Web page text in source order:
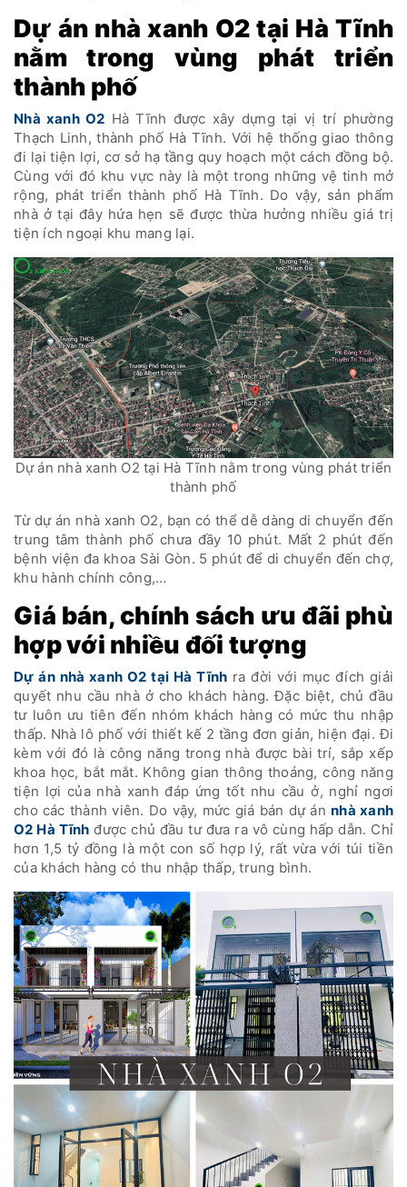
Dự án nhà xanh O2 tại Hà Tĩnh
nằm trong vùng phát triển
thành phố
Nhà xanh O2 Hà Tĩnh được xây dựng tại vị trí phường
Thạch Linh, thành phố Hà Tĩnh. Với hệ thống giao thông
đi lại tiện lợi, cơ sở hạ tầng quy hoạch một cách đồng bộ.
Cùng với đó khu vực này là một trong những vệ tinh mở
rộng, phát triển thành phố Hà Tĩnh. Do vậy, sản phẩm
nhà ở tại đây hứa hẹn sẽ được thừa hưởng nhiều giá trị
tiện ích ngoại khu mang lại.
Dự án nhà xanh O2 tại Hà Tĩnh nằm trong vùng phát triển
thành phố
Từ dự án nhà xanh O2, bạn có thể dễ dàng di chuyển đến
trung tâm thành phố chưa đầy 10 phút. Mất 2 phút đến
bệnh viện đa khoa Sài Gòn. 5 phút để di chuyển đến chợ,
khu hành chính công,…
Giá bán, chính sách ưu đãi phù
hợp với nhiều đối tượng
Dự án nhà xanh O2 tại Hà Tĩnh ra đời với mục đích giải
quyết nhu cầu nhà ở cho khách hàng. Đặc biệt, chủ đầu
tư luôn ưu tiên đến nhóm khách hàng có mức thu nhập
thấp. Nhà lô phố với thiết kế 2 tầng đơn giản, hiện đại. Đi
kèm với đó là công năng trong nhà được bài trí, sắp xếp
khoa học, bắt mắt. Không gian thông thoáng, công năng
tiện lợi của nhà xanh đáp ứng tốt nhu cầu ở, nghỉ ngơi
cho các thành viên. Do vậy, mức giá bán dự ánnhà xanh
O2 Hà Tĩnh được chủ đầu tư đưa ra vô cùng hấp dẫn. Chỉ
hơn 1,5 tỷ đồng là một con số hợp lý, rất vừa với túi tiền
của khách hàng có thu nhập thấp, trung bình.